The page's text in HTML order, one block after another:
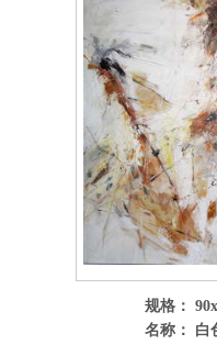
规格：
名称： 白